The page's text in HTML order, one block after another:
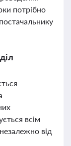
потрібно
всім
від